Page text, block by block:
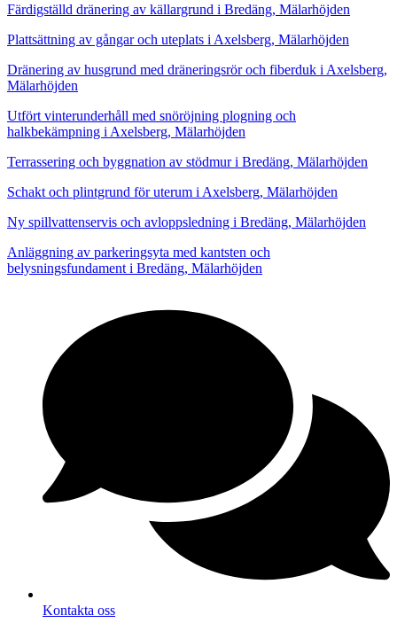
Färdigställd dränering av källargrund i Bredäng, Mälarhöjden
Plattsättning av gångar och uteplats i Axelsberg, Mälarhöjden
Dränering av husgrund med dräneringsrör och fiberduk i Axelsberg,
Mälarhöjden
Utfört vinterunderhåll med snöröjning plogning och
halkbekämpning i Axelsberg, Mälarhöjden
Terrassering och byggnation av stödmur i Bredäng, Mälarhöjden
Schakt och plintgrund för uterum i Axelsberg, Mälarhöjden
Ny spillvattenservis och avloppsledning i Bredäng, Mälarhöjden
Anläggning av parkeringsyta med kantsten och
belysningsfundament i Bredäng, Mälarhöjden
Kontakta oss